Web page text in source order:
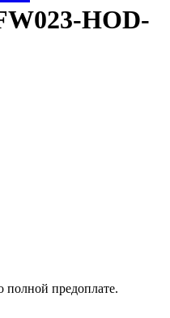
HOD-
полной предоплате.